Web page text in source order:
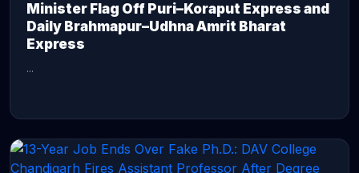
Minister Flag Off Puri–Koraput Express and
Daily Brahmapur–Udhna Amrit Bharat
Express
...